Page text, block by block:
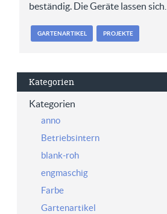
beständig. Die Geräte lassen sich…
GARTENARTIKEL PROJEKTE
Kategorien
Kategorien
anno
Betriebsintern
blank-roh
engmaschig
Farbe
Gartenartikel